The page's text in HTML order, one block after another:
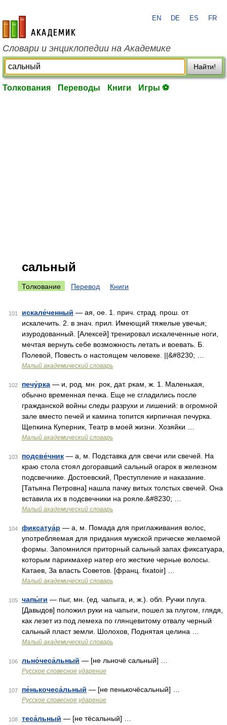
academic.ru
EN DE ES FR
Словари и энциклопедии на Академике
Найти!
Толкования Переводы Книги Игры ⚽
сальный
Толкование Перевод Книги
101 искале́ченный — ая, ое. 1. прич. страд. прош. от
искалечить. 2. в знач. прил. Имеющий тяжелые увечья;
изуродованный. [Алексей] тренировал искалеченные ноги,
мечтая вернуть себе возможность летать и воевать. Б.
Полевой, Повесть о настоящем человеке. ||&#8230; …
Малый академический словарь
102 печу́рка — и, род. мн. рок, дат. ркам, ж. 1. Маленькая,
обычно временная печка. Еще не сгладились после
гражданской войны следы разрухи и лишений: в огромной
зале вместо печей и камина топится кирпичная печурка.
Щепкина Куперник, Театр в моей жизни. Хозяйки …
Малый академический словарь
103 подсве́чник — а, м. Подставка для свечи или свечей. На
краю стола стоял догоравший сальный огарок в железном
подсвечнике. Достоевский, Преступление и наказание.
[Татьяна Петровна] нашла пачку витых толстых свечей. Она
вставила их в подсвечники на рояле.&#8230; …
Малый академический словарь
104 фиксатуа́р — а, м. Помада для приглаживания волос,
употребляемая для придания мужской прическе желаемой
формы. Запомнился приторный сальный запах фиксатуара,
которым парикмахер натер его жесткие черные волосы.
Катаев, За власть Советов. [франц. fixatoir] …
Малый академический словарь
105 чапы́ги — пыг, мн. (ед. чапыга, и, ж.). обл. Ручки плуга.
[Давыдов] положил руки на чапыги, пошел за плугом, глядя,
как лезет из под лемеха по глянцевитому отвалу черный
сальный пласт земли. Шолохов, Поднятая целина …
Малый академический словарь
106 льно́чеса́льный — [не льночё сальный] …
Русское словесное ударение
107 пе́нькочеса́льный — [не пенькочёсальный] …
Русское словесное ударение
108 теса́льный — [не тёсальный] …